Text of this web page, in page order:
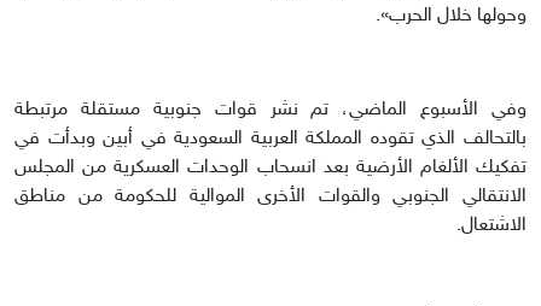
وحولها خلال الحرب».
وفي الأسبوع الماضي، تم نشر قوات جنوبية مستقلة مرتبطة
بالتحالف الذي تقوده المملكة العربية السعودية في أبين وبدأت في
تفكيك الألغام الأرضية بعد انسحاب الوحدات العسكرية من المجلس
الانتقالي الجنوبي والقوات الأخرى الموالية للحكومة من مناطق
الاشتعال.